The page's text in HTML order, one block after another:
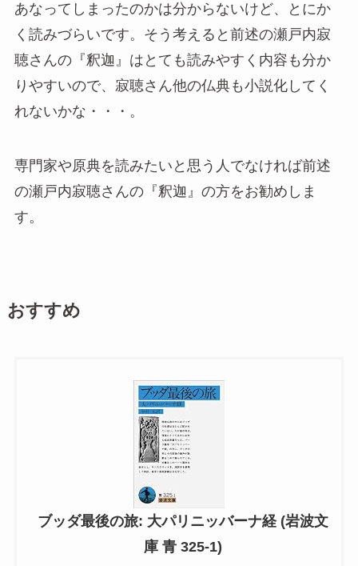
あなってしまったのかは分からないけど、とにか
く読みづらいです。そう考えると前述の瀬戸内寂
聴さんの『釈迦』はとても読みやすく内容も分か
りやすいので、寂聴さん他の仏典も小説化してく
れないかな・・・。
専門家や原典を読みたいと思う人でなければ前述
の瀬戸内寂聴さんの『釈迦』の方をお勧めしま
す。
おすすめ
ブッダ最後の旅: 大パリニッバーナ経 (岩波文
庫 青 325-1)